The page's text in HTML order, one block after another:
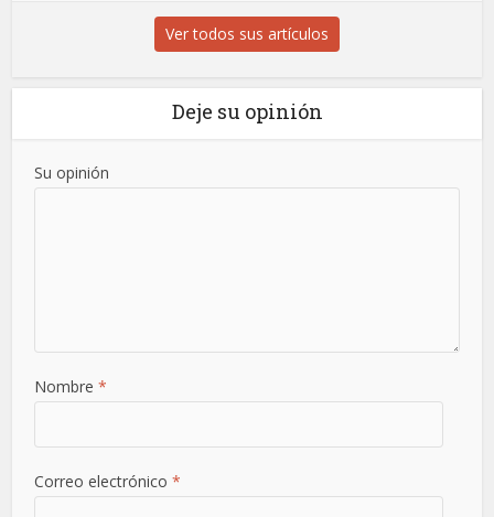
Ver todos sus artículos
Deje su opinión
Su opinión
Nombre*
Correo electrónico*